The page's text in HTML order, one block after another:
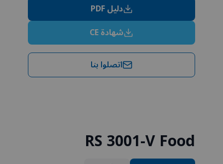
دليل PDF
شهادة CE
اتصلوا بنا
RS 3001-V Food